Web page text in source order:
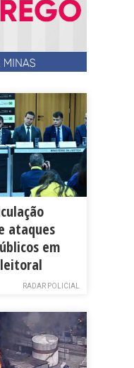
ataques
em
RADAR POLICIAL